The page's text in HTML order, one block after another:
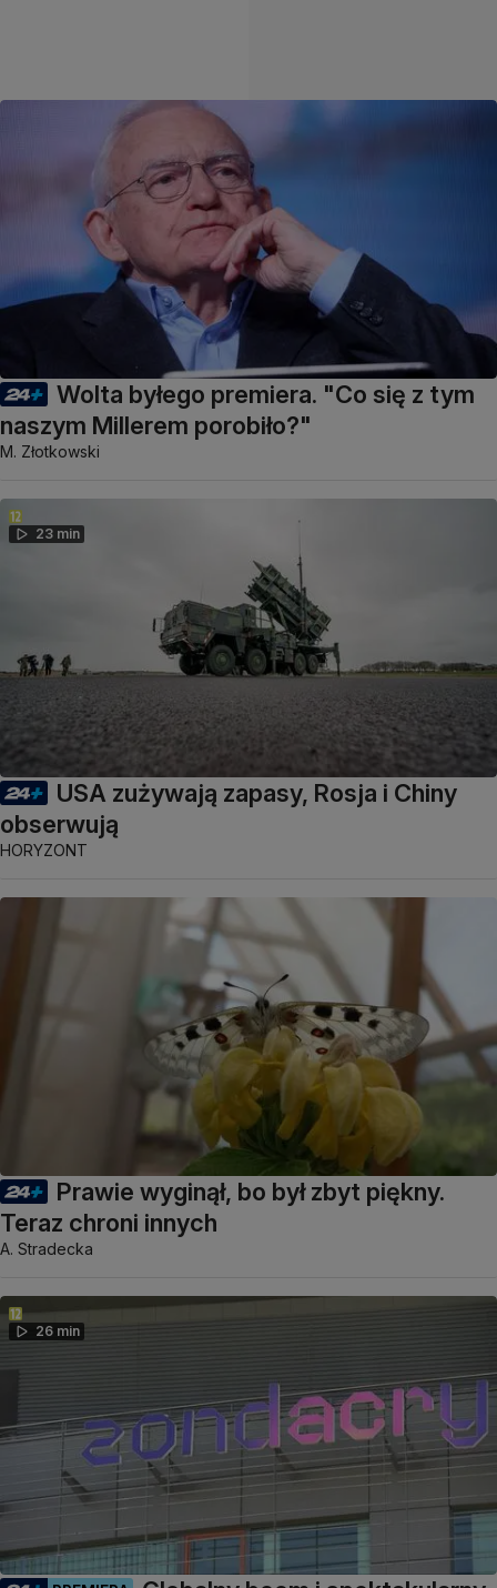
Wolta byłego premiera. "Co się z tym
naszym Millerem porobiło?"
M. Złotkowski
23 min
USA zużywają zapasy, Rosja i Chiny
obserwują
HORYZONT
Prawie wyginął, bo był zbyt piękny.
Teraz chroni innych
A. Stradecka
26 min